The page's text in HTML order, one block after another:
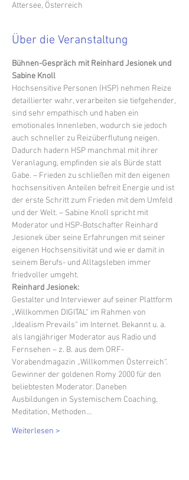
Attersee, Österreich
Über die Veranstaltung
Bühnen-Gespräch mit Reinhard Jesionek und
Sabine Knoll
Hochsensitive Personen (HSP) nehmen Reize
detaillierter wahr, verarbeiten sie tiefgehender,
sind sehr empathisch und haben ein
emotionales Innenleben, wodurch sie jedoch
auch schneller zu Reizüberflutung neigen.
Dadurch hadern HSP manchmal mit ihrer
Veranlagung, empfinden sie als Bürde statt
Gabe. – Frieden zu schließen mit den eigenen
hochsensitiven Anteilen befreit Energie und ist
der erste Schritt zum Frieden mit dem Umfeld
und der Welt. – Sabine Knoll spricht mit
Moderator und HSP-Botschafter Reinhard
Jesionek über seine Erfahrungen mit seiner
eigenen Hochsensitivität und wie er damit in
seinem Berufs- und Alltagsleben immer
friedvoller umgeht.
Reinhard Jesionek:
Gestalter und Interviewer auf seiner Plattform
„Willkommen DIGITAL“ im Rahmen von
„Idealism Prevails“ im Internet. Bekannt u. a.
als langjähriger Moderator aus Radio und
Fernsehen – z. B. aus dem ORF-
Vorabendmagazin „Willkommen Österreich“.
Gewinner der goldenen Romy 2000 für den
beliebtesten Moderator. Daneben
Ausbildungen in Systemischem Coaching,
Meditation, Methoden…
Weiterlesen >